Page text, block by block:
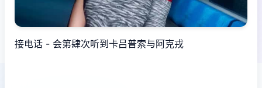
接电话 - 会第肆次听到卡吕普索与阿克戎